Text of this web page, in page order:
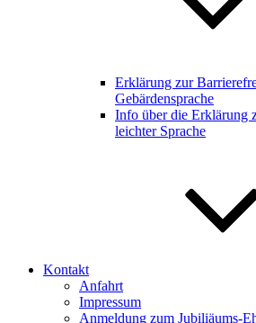
Erklärung zur
Gebärdensprache
Info über die Erklärung
leichter Sprache
Kontakt
Anfahrt
Impressum
Anmeldung zum Jubiliäums-